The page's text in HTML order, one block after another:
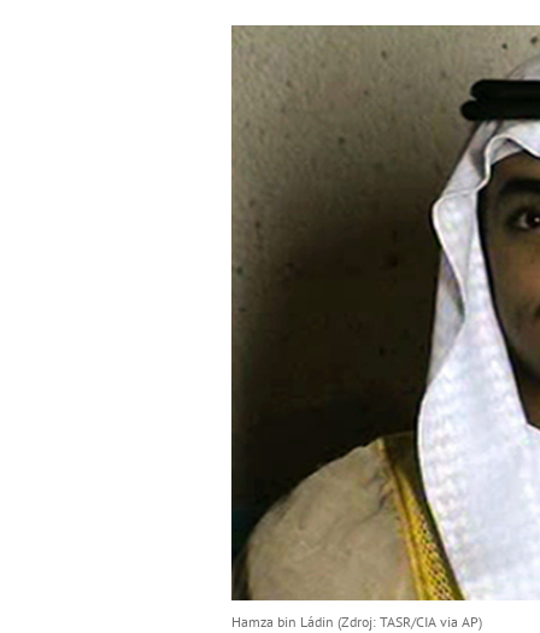
Hamza bin Ládin (Zdroj: TASR/CIA via AP)